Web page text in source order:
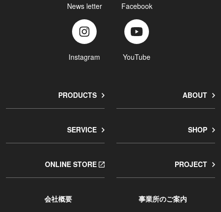
News letter Facebook
Instagram YouTube
PRODUCTS ABOUT
SERVICE SHOP
ONLINE STORE PROJECT
会社概要 事業所のご案内